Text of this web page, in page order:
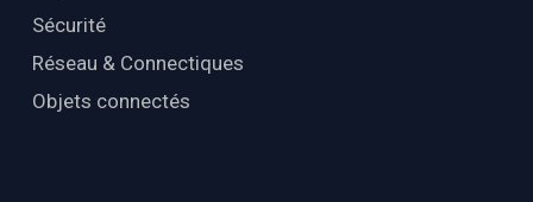
Sécurité
Réseau & Connectiques
Objets connectés